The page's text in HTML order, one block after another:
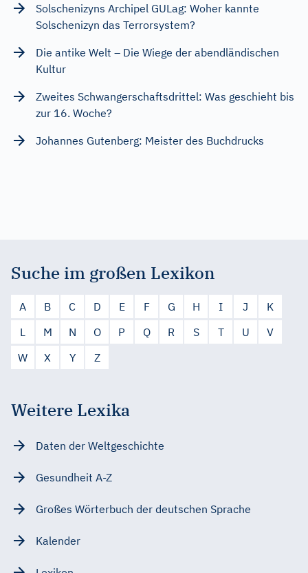
Solschenizyns Archipel GULag: Woher kannte
Solschenizyn das Terrorsystem?
Die antike Welt – Die Wiege der abendländischen
Kultur
Zweites Schwangerschaftsdrittel: Was geschieht bis
zur 16. Woche?
Johannes Gutenberg: Meister des Buchdrucks
Suche im großen Lexikon
A B C D E F G H I J
K
L
M N O P Q R S T U
V
W
X Y Z
Weitere Lexika
Daten der Weltgeschichte
Gesundheit A-Z
Großes Wörterbuch der deutschen Sprache
Kalender